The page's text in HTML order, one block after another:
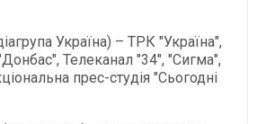
Україна) – ТРК "Україна",
Телеканал "34", "Сигма",
прес-студія "Сьогодні